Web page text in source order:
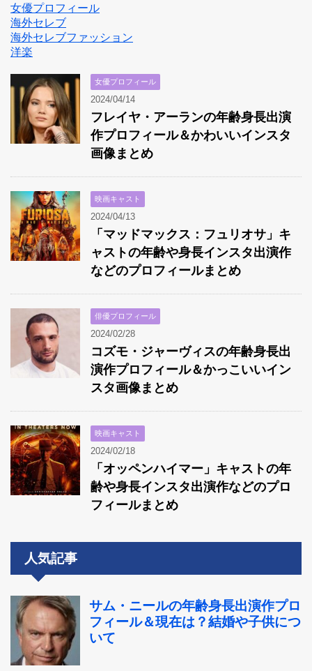
女優プロフィール
海外セレブ
海外セレブファッション
洋楽
女優プロフィール
2024/04/14
フレイヤ・アーランの年齢身長出演
作プロフィール＆かわいいインスタ
画像まとめ
映画キャスト
2024/04/13
「マッドマックス：フュリオサ」キ
ャストの年齢や身長インスタ出演作
などのプロフィールまとめ
俳優プロフィール
2024/02/28
コズモ・ジャーヴィスの年齢身長出
演作プロフィール＆かっこいいイン
スタ画像まとめ
映画キャスト
2024/02/18
「オッペンハイマー」キャストの年
齢や身長インスタ出演作などのプロ
フィールまとめ
人気記事